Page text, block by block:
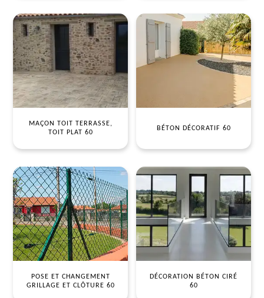
MAÇON TOIT TERRASSE,
TOIT PLAT 60
BÉTON DÉCORATIF 60
POSE ET CHANGEMENT
GRILLAGE ET CLÔTURE 60
DÉCORATION BÉTON CIRÉ
60